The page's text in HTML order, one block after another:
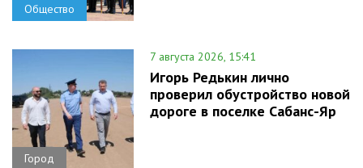
Общество
Город
7 августа 2026, 15:41
Игорь Редькин лично
проверил обустройство новой
дороге в поселке Сабанс-Яр